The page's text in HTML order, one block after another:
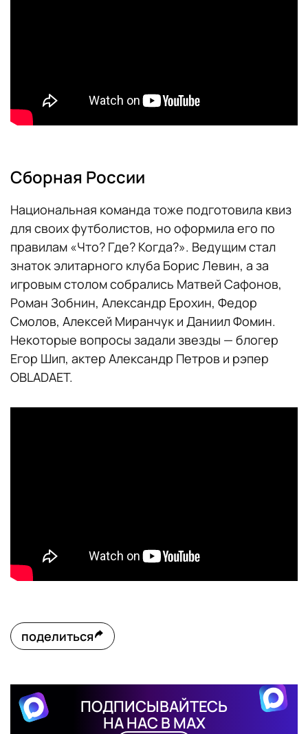
Сборная России
Национальная команда тоже подготовила квиз
для своих футболистов, но оформила его по
правилам «Что? Где? Когда?». Ведущим стал
знаток элитарного клуба Борис Левин, а за
игровым столом собрались Матвей Сафонов,
Роман Зобнин, Александр Ерохин, Федор
Смолов, Алексей Миранчук и Даниил Фомин.
Некоторые вопросы задали звезды — блогер
Егор Шип, актер Александр Петров и рэпер
OBLADAET.
поделиться
ПОДПИСЫВАЙТЕСЬ
НА НАС В MAX